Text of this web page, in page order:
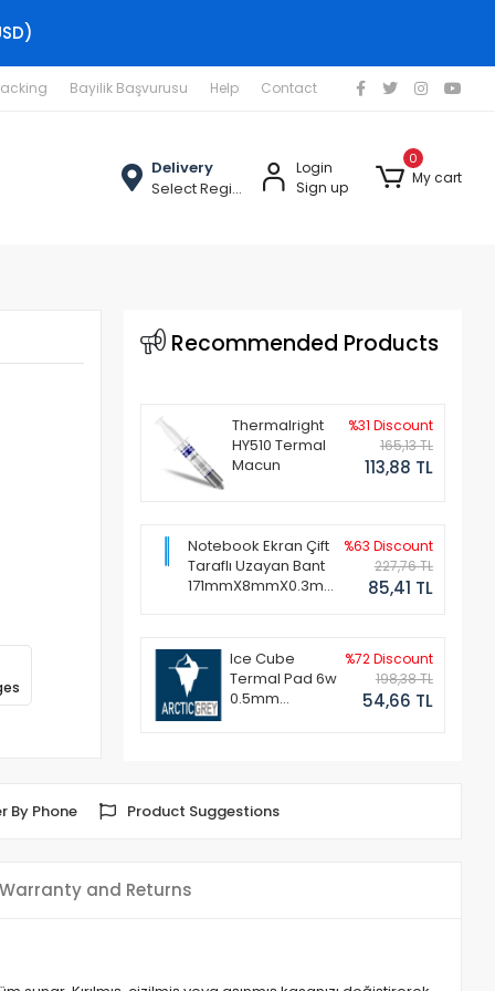
Bayilik Başvurusu Help Contact
Delivery
Select Region
Login
Sign up
0
My cart
Recommended Products
Thermalright
HY510 Termal
Macun
%31 Discount
165,13 TL
113,88 TL
Notebook Ekran Çift
Taraflı Uzayan Bant
171mmX8mmX0.3mm
%63 Discount
227,76 TL
85,41 TL
Ice Cube
Termal Pad 6w
0.5mm
%72 Discount
198,38 TL
54,66 TL
By Phone Product Suggestions
Warranty and Returns